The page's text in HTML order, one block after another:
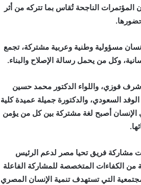
المؤتمرات الناجحة تُقاس بما تتركه من أثر
مسؤولية وطنية وعربية مشتركة، تجمع
وكل من يحمل رسالة الإصلاح والبناء.
فوزي، واللواء الدكتور محمد حسين
السعودي، والدكتورة جميلة عميدة كلية
الإنسان أصبح لغة مشتركة بين كل من يؤمن
مشاركة فريق تحيا مصر لدعم الرئيس
من الكفاءات المتخصصة للمشاركة الفاعلة
التي تستهدف تنمية الإنسان المصري